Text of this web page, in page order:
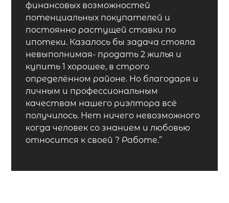
финансовых возможностей
потенциальных покупателей и
постоянно растущей ставки по
ипотеки. Казалось бы задача стояла
невыполнимая- продать 2 жилья и
купить 1 хорошее, в строго
определённом районе. Но благодаря и
личным и профессиональным
качествам нашего риэлтора всё
получилось. Нет ничего невозможного
когда человек со знанием и любовью
относится к своей ? Работе.”